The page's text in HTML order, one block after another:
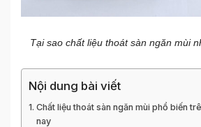
Tại sao chất liệu thoát sàn ngăn mùi
Nội dung bài viết
Chất liệu thoát sàn ngăn mùi phổ biến
nay